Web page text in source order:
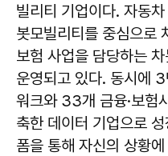
빌리티 기업이다. 자동
봇모빌리티를 중심으로
보험 사업을 담당하는
운영되고 있다. 동시에
워크와 33개 금융·보험
축한 데이터 기업으로
폼을 통해 자신의 상황